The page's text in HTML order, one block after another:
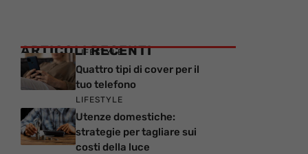
ARTICOLI RECENTI
LIFESTYLE
Quattro tipi di cover per il
tuo telefono
LIFESTYLE
Utenze domestiche:
strategie per tagliare sui
costi della luce